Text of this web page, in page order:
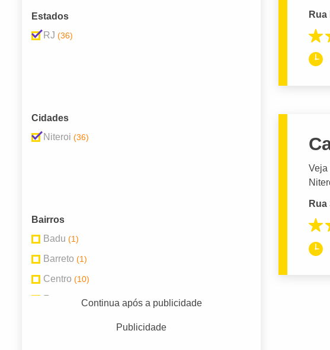
Estados
RJ (36)
Cidades
Niteroi (36)
Bairros
Badu (1)
Barreto (1)
Centro (10)
Fonseca (2)
Continua após a publicidade
Publicidade
Rua
Veja